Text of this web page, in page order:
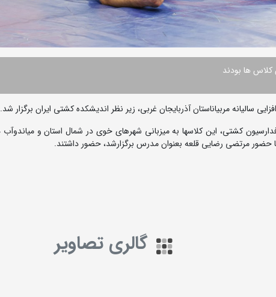
کلاس ها بودند
سالیانه مربیاناستان آذربایجان غربی،‌ زیر نظر اندیشکده کشتی ایران برگزار شد.
حضور مرتضی رضایی قلعه بعنوان مدرس برگزارشد، حضور داشتند.
گالری تصاویر